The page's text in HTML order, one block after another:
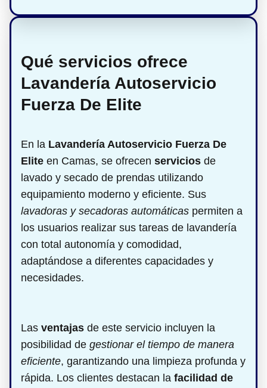
Qué servicios ofrece
Lavandería Autoservicio
Fuerza De Elite
En la Lavandería Autoservicio Fuerza De
Elite en Camas, se ofrecen servicios de
lavado y secado de prendas utilizando
equipamiento moderno y eficiente. Sus
lavadoras y secadoras automáticas permiten a
los usuarios realizar sus tareas de lavandería
con total autonomía y comodidad,
adaptándose a diferentes capacidades y
necesidades.
Las ventajas de este servicio incluyen la
posibilidad de gestionar el tiempo de manera
eficiente, garantizando una limpieza profunda y
rápida. Los clientes destacan la facilidad de